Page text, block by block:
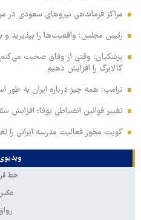
مراکز فرماندهی نیروهای سعودی در
رئیس مجلس: واقعیت‌ها را بپذیرید و
پزشکیان: وقتی از وفاق صحبت
کالابرگ را افزایش دهیم
ترامپ: همه چیز درباره ایران به
تغییر قوانین انضباطی یوفا؛
کویت مجوز فعالیت مدرسه ایرانی را
خط